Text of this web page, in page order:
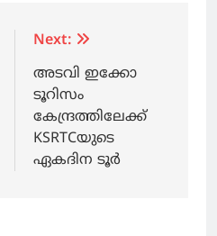
Next:
അടവി ഇക്കോ
ടൂറിസം
കേന്ദ്രത്തിലേക്ക്
KSRTCയുടെ
ഏകദിന ടൂർ